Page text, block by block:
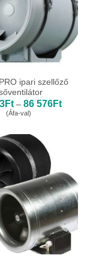
ipari szellőző
Ft – 86 576Ft
(Áfa-val)